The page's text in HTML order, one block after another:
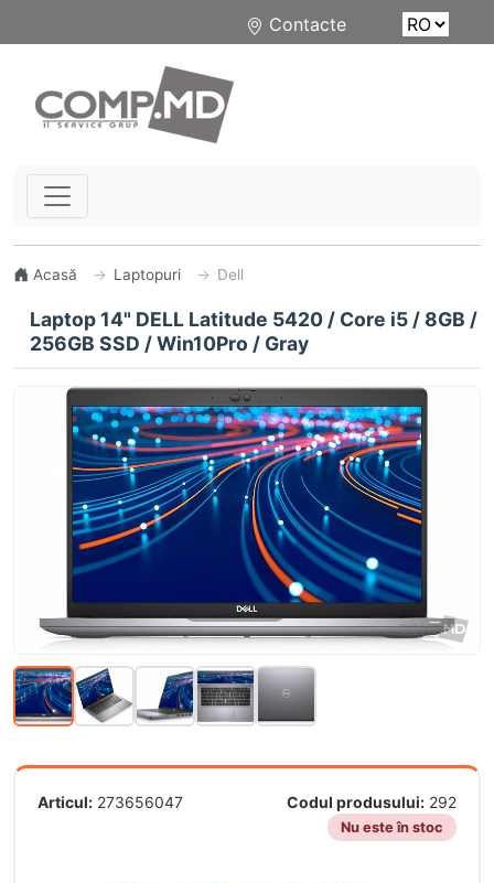
Contacte
Acasă Laptopuri Dell
Laptop 14" DELL Latitude 5420 / Core i5 / 8GB /
256GB SSD / Win10Pro / Gray
Articul: 273656047 Codul produsului: 292
Nu este în stoc